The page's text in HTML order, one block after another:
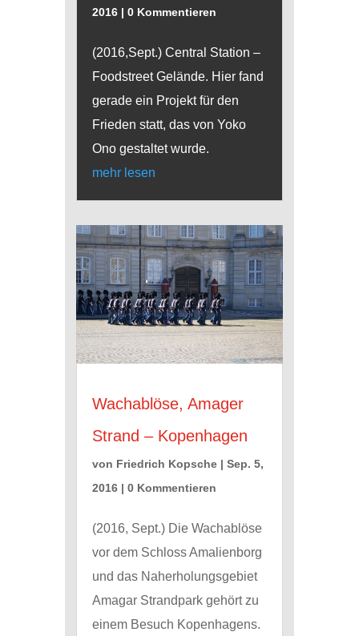
2016| 0 Kommentieren
(2016,Sept.) Central Station –
Foodstreet Gelände. Hier fand
gerade ein Projekt für den
Frieden statt, das von Yoko
Ono gestaltet wurde.
mehr lesen
Wachablöse, Amager
Strand – Kopenhagen
von Friedrich Kopsche| Sep. 5,
2016| 0 Kommentieren
(2016, Sept.) Die Wachablöse
vor dem Schloss Amalienborg
und das Naherholungsgebiet
Amagar Strandpark gehört zu
einem Besuch Kopenhagens.